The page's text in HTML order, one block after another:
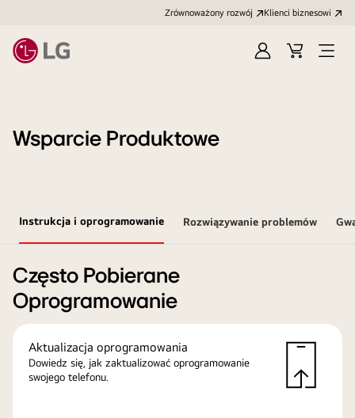
Zrównoważony rozwój Klienci biznesowi
ZalogujKoszyk
Wsparcie Produktowe
Instrukcja i oprogramowanie Rozwiązywanie problemów
Często Pobierane
Oprogramowanie
Aktualizacja oprogramowania
Dowiedz się, jak zaktualizować oprogramowanie
swojego telefonu.